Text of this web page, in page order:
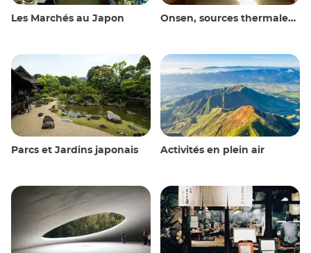
Les Marchés au Japon Onsen, sources thermales et bains publics
Parcs et Jardins japonais Activités en plein air